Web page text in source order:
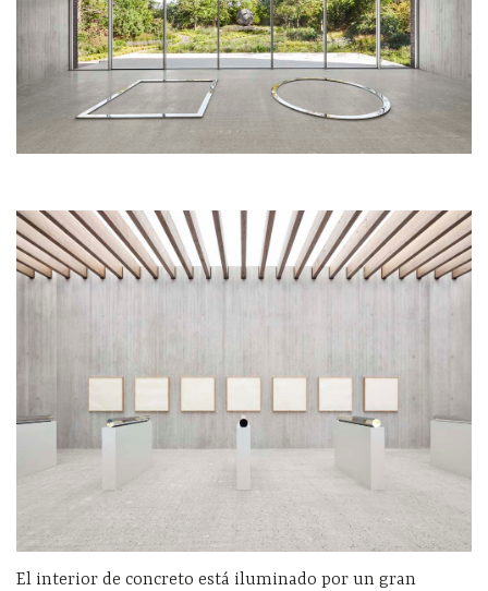
El interior de concreto está iluminado por un gran